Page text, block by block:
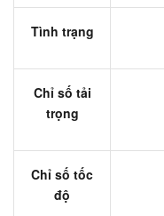
Tình trạng
Chỉ số tải
trọng
Chỉ số tốc
độ